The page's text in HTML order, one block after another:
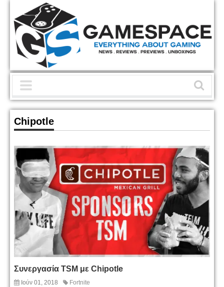
Chipotle
Συνεργασία TSM με Chipotle
Ιούν 01, 2018 Fortnite